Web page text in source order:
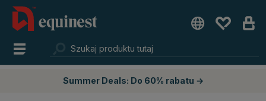
Summer Deals: Do 60% rabatu →